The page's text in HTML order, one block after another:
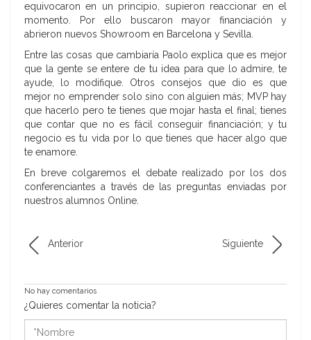
equivocaron en un principio, supieron reaccionar en el
momento. Por ello buscaron mayor financiación y
abrieron nuevos Showroom en Barcelona y Sevilla.
Entre las cosas que cambiaría Paolo explica que es mejor
que la gente se entere de tu idea para que lo admire, te
ayude, lo modifique. Otros consejos que dio es que
mejor no emprender solo sino con alguien más; MVP hay
que hacerlo pero te tienes que mojar hasta el final; tienes
que contar que no es fácil conseguir financiación; y tu
negocio es tu vida por lo que tienes que hacer algo que
te enamore.
En breve colgaremos el debate realizado por los dos
conferenciantes a través de las preguntas enviadas por
nuestros alumnos Online.
Anterior Siguiente
No hay comentarios
¿Quieres comentar la noticia?